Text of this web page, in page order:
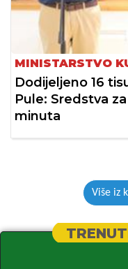
MINISTARSTVO
Dodijeljeno 16
Pule: Sredstva
minuta
Više iz